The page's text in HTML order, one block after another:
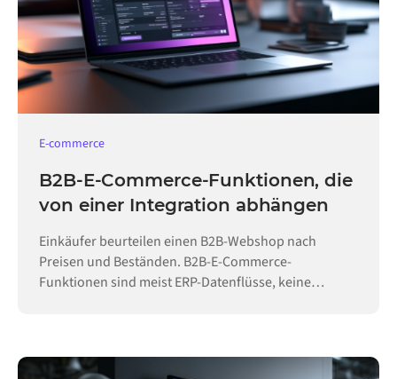
E-commerce
B2B-E-Commerce-Funktionen, die
von einer Integration abhängen
Einkäufer beurteilen einen B2B-Webshop nach
Preisen und Beständen. B2B-E-Commerce-
Funktionen sind meist ERP-Datenflüsse, keine